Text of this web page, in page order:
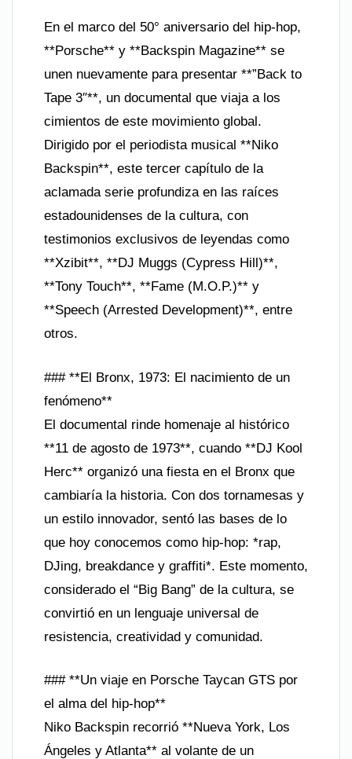
En el marco del 50° aniversario del hip-hop,
**Porsche** y **Backspin Magazine** se
unen nuevamente para presentar **”Back to
Tape 3″**, un documental que viaja a los
cimientos de este movimiento global.
Dirigido por el periodista musical **Niko
Backspin**, este tercer capítulo de la
aclamada serie profundiza en las raíces
estadounidenses de la cultura, con
testimonios exclusivos de leyendas como
**Xzibit**, **DJ Muggs (Cypress Hill)**,
**Tony Touch**, **Fame (M.O.P.)** y
**Speech (Arrested Development)**, entre
otros.
### **El Bronx, 1973: El nacimiento de un
fenómeno**
El documental rinde homenaje al histórico
**11 de agosto de 1973**, cuando **DJ Kool
Herc** organizó una fiesta en el Bronx que
cambiaría la historia. Con dos tornamesas y
un estilo innovador, sentó las bases de lo
que hoy conocemos como hip-hop: *rap,
DJing, breakdance y graffiti*. Este momento,
considerado el “Big Bang” de la cultura, se
convirtió en un lenguaje universal de
resistencia, creatividad y comunidad.
### **Un viaje en Porsche Taycan GTS por
el alma del hip-hop**
Niko Backspin recorrió **Nueva York, Los
Ángeles y Atlanta** al volante de un